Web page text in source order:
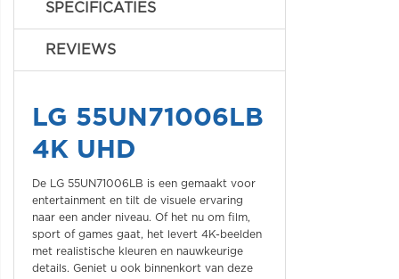
SPECIFICATIES
REVIEWS
LG 55UN71006LB
4K UHD
De LG 55UN71006LB is een gemaakt voor
entertainment en tilt de visuele ervaring
naar een ander niveau. Of het nu om film,
sport of games gaat, het levert 4K-beelden
met realistische kleuren en nauwkeurige
details. Geniet u ook binnenkort van deze